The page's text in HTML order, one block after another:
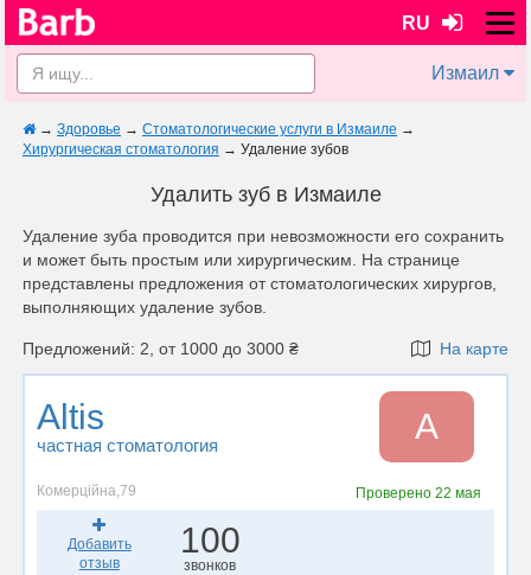
RU
Измаил
→ Здоровье → Стоматологические услуги в Измаиле →
Хирургическая стоматология → Удаление зубов
Удалить зуб в Измаиле
Удаление зуба проводится при невозможности его сохранить
и может быть простым или хирургическим. На странице
представлены предложения от стоматологических хирургов,
выполняющих удаление зубов.
Предложений: 2, от 1000 до 3000 ₴ На карте
Altis
частная стоматология A
Комерційна,79 Проверено 22 мая
Добавить
отзыв
100
звонков